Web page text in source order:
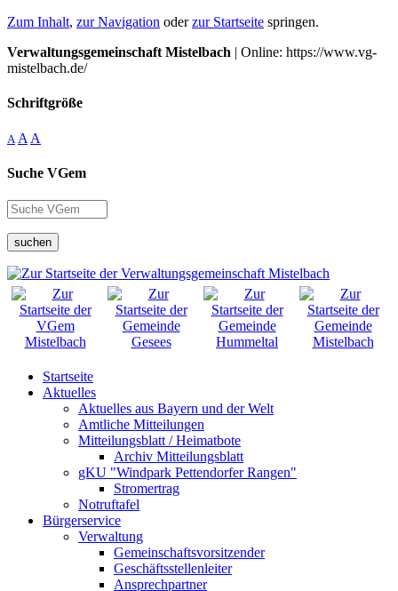
Zum Inhalt, zur Navigation oderzur Startseite springen.
Verwaltungsgemeinschaft Mistelbach | Online: https://www.vg-
mistelbach.de/
Schriftgröße
A A A
Suche VGem
suchen
Startseite
Aktuelles
Aktuelles aus Bayern und der Welt
Amtliche Mitteilungen
Mitteilungsblatt / Heimatbote
Archiv Mitteilungsblatt
gKU "Windpark Pettendorfer Rangen"
Stromertrag
Notruftafel
Bürgerservice
Verwaltung
Gemeinschaftsvorsitzender
Geschäftsstellenleiter
Ansprechpartner